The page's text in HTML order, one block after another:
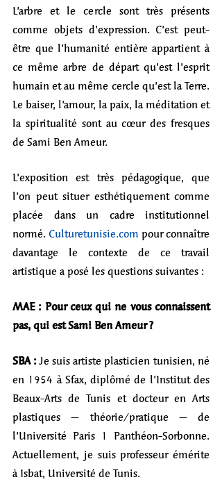
L’arbre et le cercle sont très présents
comme objets d’expression. C’est peut-
être que l’humanité entière appartient à
ce même arbre de départ qu’est l’esprit
humain et au même cercle qu’est la Terre.
Le baiser, l’amour, la paix, la méditation et
la spiritualité sont au cœur des fresques
de Sami Ben Ameur.
L’exposition est très pédagogique, que
l’on peut situer esthétiquement comme
placée dans un cadre institutionnel
normé. Culturetunisie.com pour connaître
davantage le contexte de ce travail
artistique a posé les questions suivantes :
MAE : Pour ceux qui ne vous connaissent
pas, qui est Sami Ben Ameur ?
SBA : Jesuis artiste plasticien tunisien, né
en 1954 à Sfax, diplômé de l’Institut des
Beaux-Arts de Tunis et docteur en Arts
plastiques – théorie/pratique – de
l’Université Paris 1 Panthéon-Sorbonne.
Actuellement, je suis professeur émérite
à Isbat, Université de Tunis.